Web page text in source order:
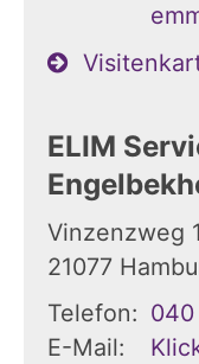
ELIM
Vinzenzweg
21077
Telefon: 040
E-Mail: